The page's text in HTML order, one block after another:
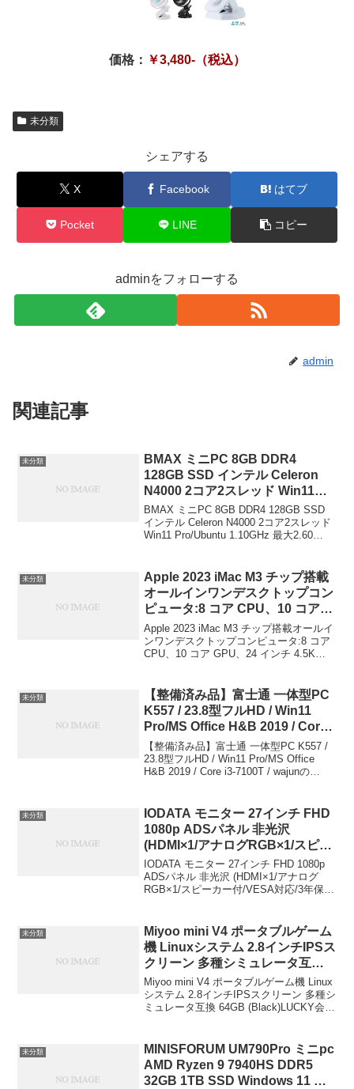
価格： ￥3,480-（税込）
未分類
シェアする
X Facebook はてブ
Pocket LINE コピー
adminをフォローする
admin
関連記事
未分類
BMAX ミニPC 8GB DDR4
128GB SSD インテル Celeron
N4000 2コア2スレッド Win11
Pro/Ubuntu 1.10GHz 最大2.60
GHz Wi-Fi BT4.2 HMDI×1 VGA×1
USB 3.0 ×2 USB 2.0×2 Mini PC 2
ニPC BMAX ￥12,698
BMAX ミニPC 8GB DDR4 128GB SSD
インテル Celeron N4000 2コア2スレッド
Win11 Pro/Ubuntu 1.10GHz 最大2.60
未分類
Apple 2023 iMac M3 チップ搭載
オールインワンデスクトップコン
ピュータ:8 コア CPU、10 コア
GPU、24 インチ 4.5K Retina デ
ィスプレイ、8GB ユニファイド
メモ リ、256GB SSD ストレー
サリ、iPhone や iPad と の連係
機能 – シルバー Apple(アップル)
￥225,313
Apple 2023 iMac M3 チップ搭載オールイ
ンワンデスクトップコンピュータ:8 コア
CPU、10 コア GPU、24 インチ 4.5K
未分類
【整備済み品】富士通 一体型PC
K557 / 23.8型フルHD / Win11
Pro/MS Office H&B 2019 / Core
i3-7100T / wajunの
WIFI/Bluetooth/DVD-RW / 8GB /
512GB SSD wajun ￥23,800
【整備済み品】富士通 一体型PC K557 /
23.8型フルHD / Win11 Pro/MS Office
H&B 2019 / Core i3-7100T / wajunの
未分類
IODATA モニター 27インチ FHD
1080p ADSパネル 非光沢
(HDMI×1/アナログRGB×1/スピー
カー付/VESA対応/3年保証/土日サ
ポート/日本メーカー) EX-
LDH271DB アイ・オー・データ
IODATA モニター 27インチ FHD 1080p
ADSパネル 非光沢 (HDMI×1/アナログ
RGB×1/スピーカー付/VESA対応/3年保
こ...
未分類
Miyoo mini V4 ポータブルゲーム
機 Linuxシステム 2.8インチIPSス
クリーン 多種シミュレータ互換
64GB (Black) LUCKY会社
￥8,999
Miyoo mini V4 ポータブルゲーム機 Linux
システム 2.8インチIPSスクリーン 多種シ
ミュレータ互換 64GB (Black)LUCKY会社
未分類
MINISFORUM UM790Pro ミニpc
AMD Ryzen 9 7940HS DDR5
32GB 1TB SSD Windows 11 小